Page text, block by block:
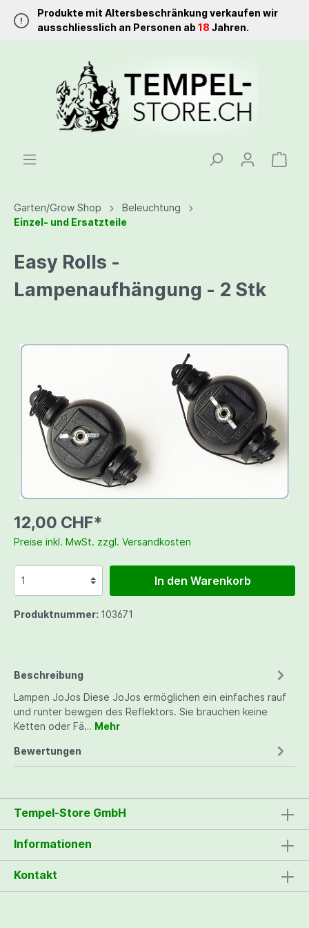
Produkte mit Altersbeschränkung verkaufen wir
ausschliesslich an Personen ab18 Jahren.
Garten/Grow Shop
Beleuchtung
Einzel- und Ersatzteile
Easy Rolls -
Lampenaufhängung - 2 Stk
12,00 CHF*
Preise inkl. MwSt. zzgl. Versandkosten
In den Warenkorb
Produktnummer: 103671
Beschreibung
Lampen JoJos Diese JoJos ermöglichen ein einfaches rauf
und runter bewgen des Reflektors. Sie brauchen keine
Ketten oder Fä… Mehr
Bewertungen
Tempel-Store GmbH
Informationen
Kontakt